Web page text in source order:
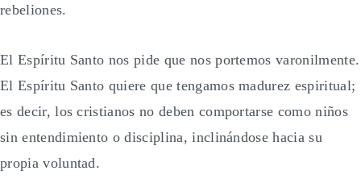
rebeliones.
El Espíritu Santo nos pide que nos portemos varonilmente.
El Espíritu Santo quiere que tengamos madurez espiritual;
es decir, los cristianos no deben comportarse como niños
sin entendimiento o disciplina, inclinándose hacia su
propia voluntad.